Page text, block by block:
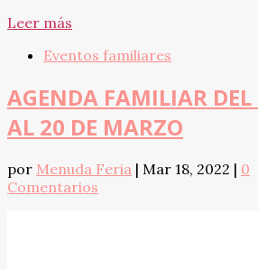
Leer más
Eventos familiares
AGENDA FAMILIAR DEL
AL 20 DE MARZO
por Menuda Feria | Mar 18, 2022 | 0
Comentarios